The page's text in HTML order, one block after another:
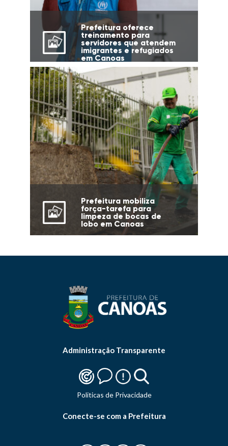
Prefeitura oferece
treinamento para
servidores que atendem
imigrantes e refugiados
em Canoas
Prefeitura mobiliza
força-tarefa para
limpeza de bocas de
lobo em Canoas
Administração Transparente
Politicas de Privacidade
Conecte-se com a Prefeitura